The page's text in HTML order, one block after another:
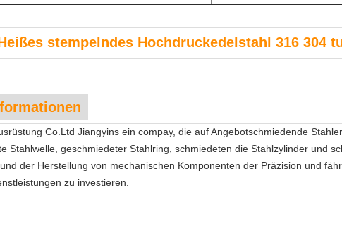
stempelndes Hochdruckedelstahl 316 304
Co.Ltd Jiangyins ein compay, die auf Angebotschmiedende
Stahlwelle, geschmiedeter Stahlring, schmiedeten die Stahlzylinder und
der Herstellung von mechanischen Komponenten der Präzision und
zu investieren.